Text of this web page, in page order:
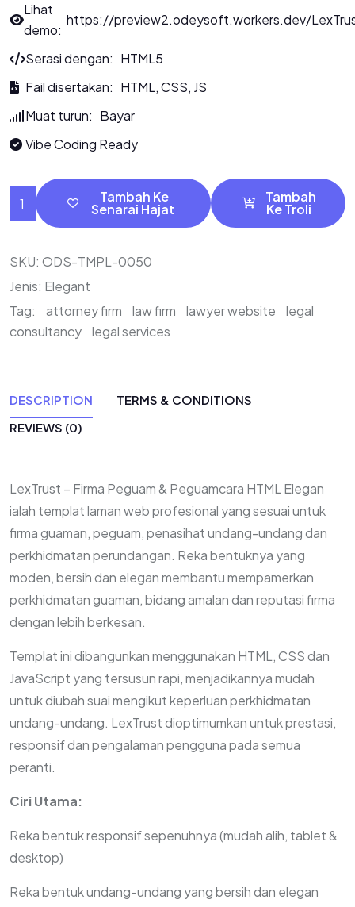
Lihat
demo:
https://preview2.odeysoft.workers.dev/
Serasi dengan: HTML5
Fail disertakan: HTML, CSS, JS
Muat turun: Bayar
Vibe Coding Ready
Tambah Ke
Senarai Hajat
Tambah
Ke Troli
SKU: ODS-TMPL-0050
Jenis: Elegant
Tag:
attorney firm law firm lawyer website
legal
consultancy
legal services
DESCRIPTION
TERMS & CONDITIONS
REVIEWS (0)
LexTrust – Firma Peguam & Peguamcara HTML Elegan
ialah templat laman web profesional yang sesuai untuk
firma guaman, peguam, penasihat undang-undang dan
perkhidmatan perundangan. Reka bentuknya yang
moden, bersih dan elegan membantu mempamerkan
perkhidmatan guaman, bidang amalan dan reputasi firma
dengan lebih berkesan.
Templat ini dibangunkan menggunakan HTML, CSS dan
JavaScript yang tersusun rapi, menjadikannya mudah
untuk diubah suai mengikut keperluan perkhidmatan
undang-undang. LexTrust dioptimumkan untuk prestasi,
responsif dan pengalaman pengguna pada semua
peranti.
Ciri Utama:
Reka bentuk responsif sepenuhnya (mudah alih, tablet &
desktop)
Reka bentuk undang-undang yang bersih dan elegan